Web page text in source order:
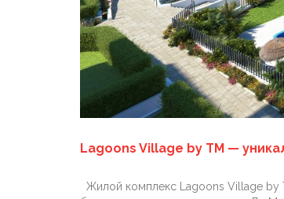
Lagoons Village by TM —
Жилой комплекс Lagoons Village by